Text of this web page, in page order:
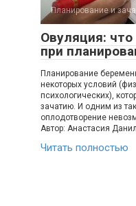
Планирование и
Овуляция:
при
Планирование
некоторых условий
психологических),
зачатию. И одним из
оплодотворение
Автор: Анастасия
Читать полностью